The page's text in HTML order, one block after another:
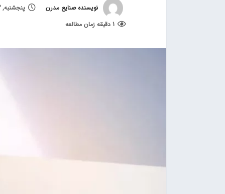
نویسنده صنایع مدرن پنجشنبه, 3 خرداد 1403, ساعت 12:37
1 دقیقه زمان مطالعه